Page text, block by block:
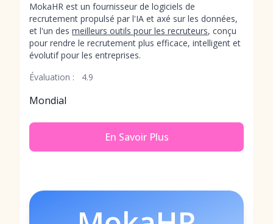
MokaHR est un fournisseur de logiciels de
recrutement propulsé par l'IA et axé sur les données,
et l'un des meilleurs outils pour les recruteurs, conçu
pour rendre le recrutement plus efficace, intelligent et
évolutif pour les entreprises.
Évaluation :
4.9
Mondial
En Savoir Plus